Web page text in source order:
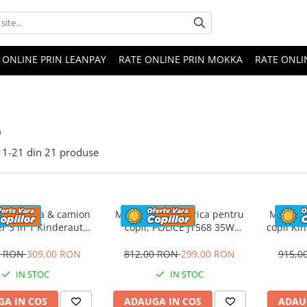
ONLINE PRIN LEANPAY RATE ONLINE PRIN MOKKA RATE
1-21 din 21 produse
electrica & camion
3 in 1 Kinderauto
music player
RON309,00 RON
IN STOC
IN COS
Motocicleta electrica pentru
copii, POLICE JT568 35W
812,00 RON299,00 RON
IN STOC
ADAUGA IN COS
copii